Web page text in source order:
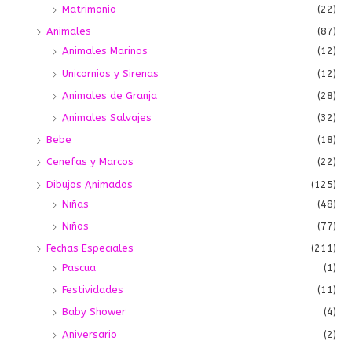
Matrimonio
(22)
Animales
(87)
Animales Marinos
(12)
Unicornios y Sirenas
(12)
Animales de Granja
(28)
Animales Salvajes
(32)
Bebe
(18)
Cenefas y Marcos
(22)
Dibujos Animados
(125)
Niñas
(48)
Niños
(77)
Fechas Especiales
(211)
Pascua
(1)
Festividades
(11)
Baby Shower
(4)
Aniversario
(2)